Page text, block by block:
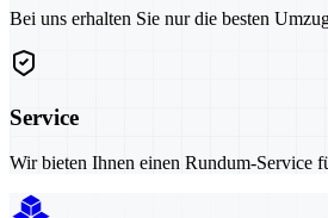
Bei uns erhalten Sie nur die besten
Service
Wir bieten Ihnen einen Rundum-Service